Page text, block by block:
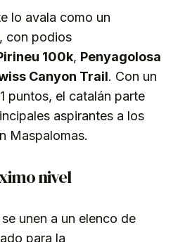
lo avala como un
con podios
100k, Penyagolosa
Canyon Trail. Con un
puntos, el catalán parte
aspirantes a los
Maspalomas.
nivel
unen a un elenco de
para la